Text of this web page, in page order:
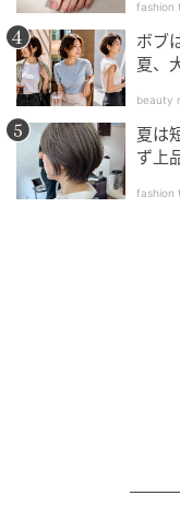
たものを、頰骨か
の頰の中心部まで
パウダーハイラ
▶︎使用アイテム
fashion
ボブ
夏、
beauty
夏は
ず上
fashion